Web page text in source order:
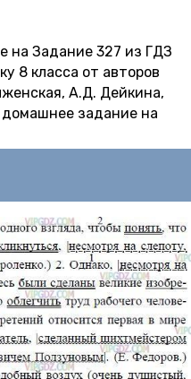
на Задание 327 из ГДЗ
8 класса от авторов
А.Д. Дейкина,
домашнее задание на